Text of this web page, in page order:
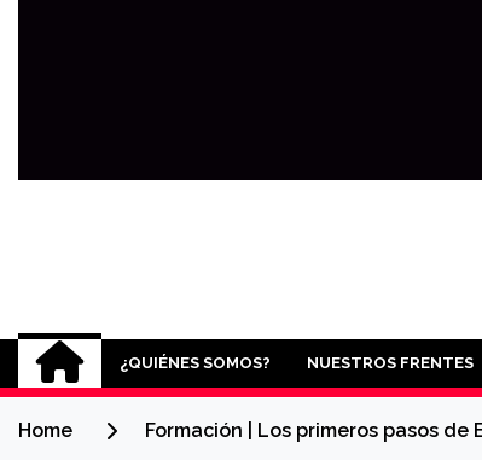
¿QUIÉNES SOMOS? NUESTROS FRENTES
Home Formación | Los primeros pasos